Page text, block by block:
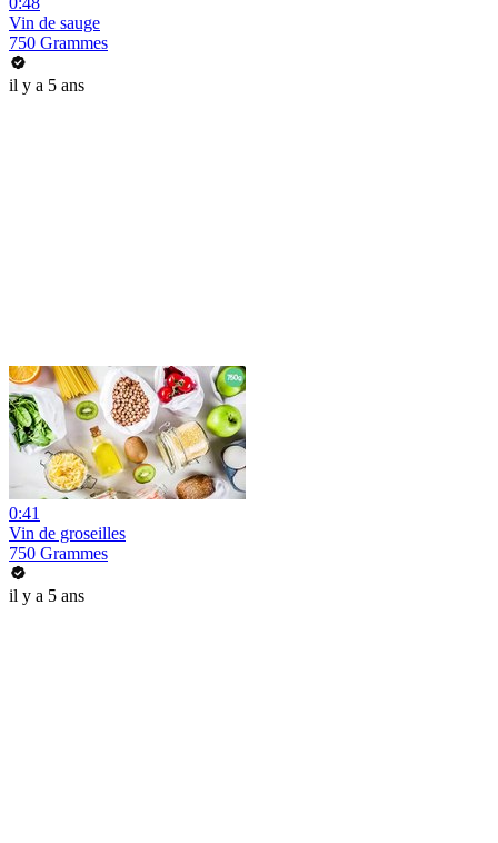
Vin de sauge
750 Grammes
il y a 5 ans
0:41
Vin de groseilles
750 Grammes
il y a 5 ans